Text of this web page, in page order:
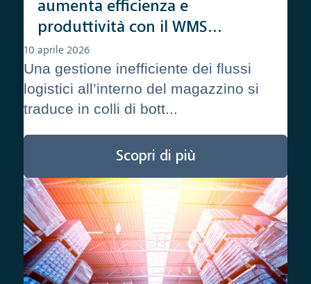
aumenta efficienza e
produttività con il WMS
StockMan
10 aprile 2026
Una gestione inefficiente dei flussi
logistici all’interno del magazzino si
traduce in colli di bott...
Scopri di più